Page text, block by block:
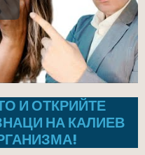
И ОТКРИЙТЕ
НА КАЛИЕВ